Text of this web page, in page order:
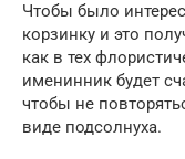
Чтобы было
корзинку и это
как в тех
именинник будет
чтобы не
виде подсолнуха.